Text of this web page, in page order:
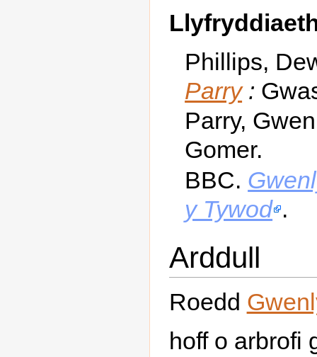
Phillips,
Parry:
Parry,
Gomer.
BBC.
y Tywod .
Arddull
Roedd
hoff o arbrofi